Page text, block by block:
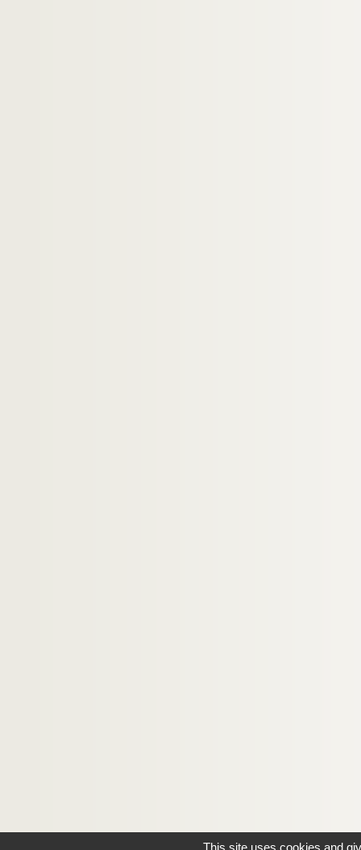
This site uses cookies and